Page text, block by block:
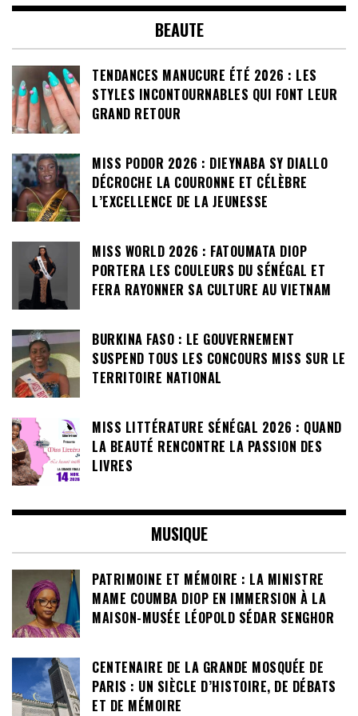
BEAUTE
TENDANCES MANUCURE ÉTÉ 2026 : LES
STYLES INCONTOURNABLES QUI FONT LEUR
GRAND RETOUR
MISS PODOR 2026 : DIEYNABA SY DIALLO
DÉCROCHE LA COURONNE ET CÉLÈBRE
L’EXCELLENCE DE LA JEUNESSE
MISS WORLD 2026 : FATOUMATA DIOP
PORTERA LES COULEURS DU SÉNÉGAL ET
FERA RAYONNER SA CULTURE AU VIETNAM
BURKINA FASO : LE GOUVERNEMENT
SUSPEND TOUS LES CONCOURS MISS SUR LE
TERRITOIRE NATIONAL
MISS LITTÉRATURE SÉNÉGAL 2026 : QUAND
LA BEAUTÉ RENCONTRE LA PASSION DES
LIVRES
MUSIQUE
PATRIMOINE ET MÉMOIRE : LA MINISTRE
MAME COUMBA DIOP EN IMMERSION À LA
MAISON-MUSÉE LÉOPOLD SÉDAR SENGHOR
CENTENAIRE DE LA GRANDE MOSQUÉE DE
PARIS : UN SIÈCLE D’HISTOIRE, DE DÉBATS
ET DE MÉMOIRE